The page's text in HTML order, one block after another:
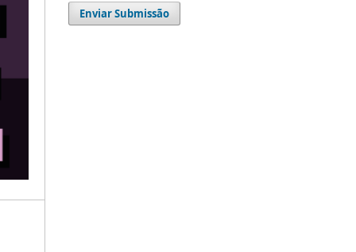
Enviar Submissão